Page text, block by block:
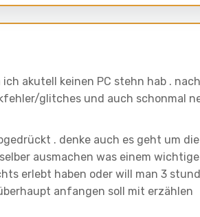
akutell keinen PC stehn hab . nach
glitches und auch schonmal
. denke auch es geht um die
ausmachen was einem
erlebt haben oder will man 3
anfangen soll mit erzählen